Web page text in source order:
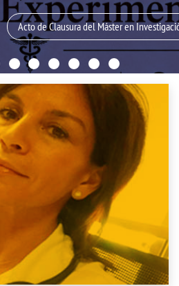
Acto de Clausura del Máster en